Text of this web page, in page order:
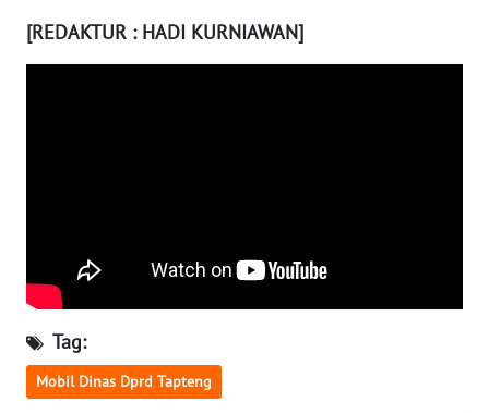
[REDAKTUR : HADI KURNIAWAN]
Tag:
Mobil Dinas Dprd Tapteng
LAMPUNG
JOGJA
WN
JATIM